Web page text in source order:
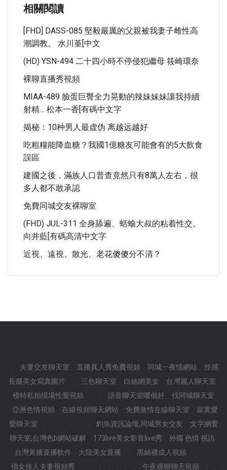
相關閱讀
[FHD] DASS-085 堅毅嚴厲的父親被我妻子雌性高
潮調教。 水川堇[中文
(HD) YSN-494 二十四小時不停侵犯繼母 筱崎環奈
裸聊直播秀視頻
MIAA-489 臉蛋巨臀全力晃動的辣妹妹妹讓我持續
射精… 松本一香[有碼中文字
揭秘：10种男人最虚伪 离越远越好
吃粗糧能降血糖？我國1億糖友可能會有的5大飲食
誤區
建國之後，滿族人口普查竟然只有8萬人左右，很
多人都不敢承認
免費同城交友裸聊室
(FHD) JUL-311 全身舔遍、蛞蝓大叔的粘着性交。
向井藍[有碼高清中文字
近視、遠視、散光、老花傻傻分不清？
夫妻交友聊天室 直播真人秀免費視頻 同城一夜情網站
性感
長腿美女寫真圖片
三色聊天室 白絲網美女
台灣麗人聊天室
模特私拍現場性愛視頻
語音聊天室哪個好
找同城聊天室
亞洲色情視頻
在線視頻聊天網站 免費激情在線聊天室
寂寞愛
愛聊天室
釣魚資訊論壇,同城男女交友
文字網愛
聊天室,台灣色b網站破解
173live美女影音live秀
外國 色情 視訊
台灣黃播直播軟件
大陸美女直播 黑絲襪成人視頻
俏女佳人夫妻視頻秀
午夜裸聊聊天視頻